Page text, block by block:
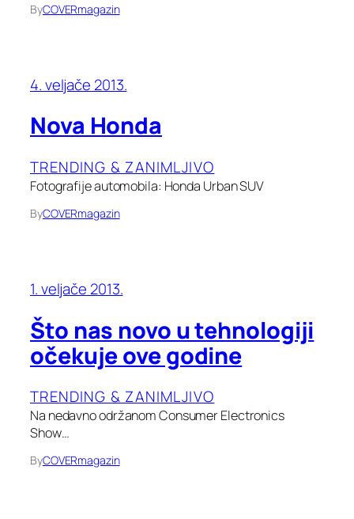
ByCOVERmagazin
4. veljače 2013.
Nova Honda
TRENDING & ZANIMLJIVO
Fotografije automobila: Honda Urban SUV
ByCOVERmagazin
1. veljače 2013.
Što nas novo u tehnologiji
očekuje ove godine
TRENDING & ZANIMLJIVO
Na nedavno održanom Consumer Electronics
Show…
ByCOVERmagazin